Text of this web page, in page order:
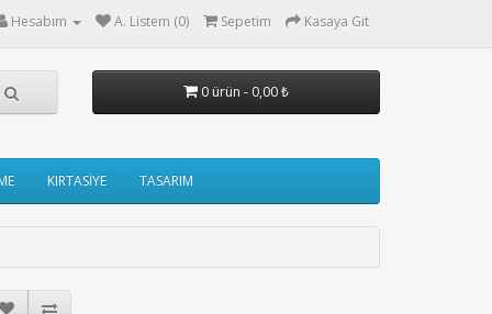
Hesabım A. Listem (0) Sepetim Kasaya Git
0 ürün - 0,00 ₺
KIRTASİYE TASARIM